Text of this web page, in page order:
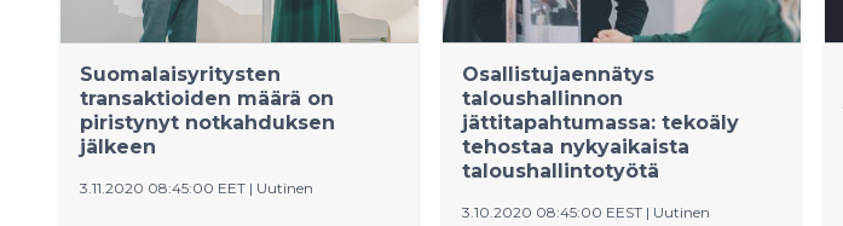
Suomalaisyritysten
transaktioiden määrä on
piristynyt notkahduksen
jälkeen
3.11.2020 08:45:00 EET | Uutinen
Osallistujaennätys
taloushallinnon
jättitapahtumassa: tekoäly
tehostaa nykyaikaista
taloushallintotyötä
3.10.2020 08:45:00 EEST | Uutinen